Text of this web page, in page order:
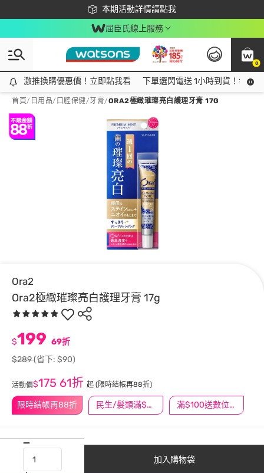
本期活動詳情請點我
下載app最高回饋$350
屈臣氏線上服務
0
激推換購優惠價！立即點我看
激推換購優惠價！立即點我看 下單選閃電送 1小時到貨！領神
首頁/ 日用品/ 口腔保健/牙膏/ORA2極緻璀璨亮白護理牙膏 17G
Ora2
Ora2極緻璀璨亮白護理牙膏 17g
限時結帳再88折 民生/髮類滿$388送舒潔冰巾 滿$100送數位印花
$199 69折
$289(省下: $90)
活動價$175 61折 起 (限時結帳再88折)
加入購物袋